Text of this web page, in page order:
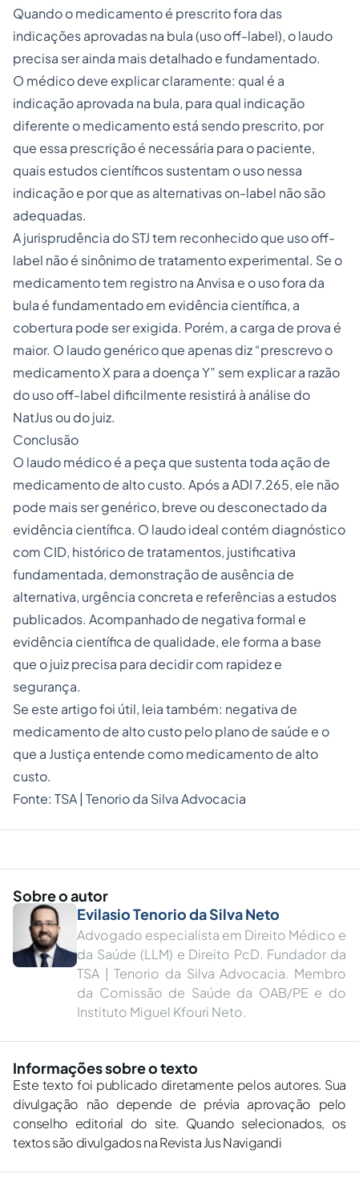
Quando o medicamento é prescrito fora das
indicações aprovadas na bula (uso off-label), o laudo
precisa ser ainda mais detalhado e fundamentado.
O médico deve explicar claramente: qual é a
indicação aprovada na bula, para qual indicação
diferente o medicamento está sendo prescrito, por
que essa prescrição é necessária para o paciente,
quais estudos científicos sustentam o uso nessa
indicação e por que as alternativas on-label não são
adequadas.
A jurisprudência do STJ tem reconhecido que uso off-
label não é sinônimo de tratamento experimental. Se o
medicamento tem registro na Anvisa e o uso fora da
bula é fundamentado em evidência científica, a
cobertura pode ser exigida. Porém, a carga de prova é
maior. O laudo genérico que apenas diz “prescrevo o
medicamento X para a doença Y” sem explicar a razão
do uso off-label dificilmente resistirá à análise do
NatJus ou do juiz.
Conclusão
O laudo médico é a peça que sustenta toda ação de
medicamento de alto custo. Após a ADI 7.265, ele não
pode mais ser genérico, breve ou desconectado da
evidência científica. O laudo ideal contém diagnóstico
com CID, histórico de tratamentos, justificativa
fundamentada, demonstração de ausência de
alternativa, urgência concreta e referências a estudos
publicados. Acompanhado de negativa formal e
evidência científica de qualidade, ele forma a base
que o juiz precisa para decidir com rapidez e
segurança.
Se este artigo foi útil, leia também: negativa de
medicamento de alto custo pelo plano de saúde e o
que a Justiça entende como medicamento de alto
custo.
Fonte: TSA | Tenorio da Silva Advocacia
Sobre o autor
Evilasio Tenorio da Silva Neto
Advogado especialista em Direito Médico e
da Saúde (LLM) e Direito PcD. Fundador da
TSA | Tenorio da Silva Advocacia. Membro
da Comissão de Saúde da OAB/PE e do
Instituto Miguel Kfouri Neto.
Informações sobre o texto
Este texto foi publicado diretamente pelos autores. Sua
divulgação não depende de prévia aprovação pelo
conselho editorial do site. Quando selecionados, os
textos são divulgados na Revista Jus Navigandi